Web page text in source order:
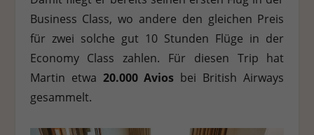
Business Class, wo andere den gleichen Preis
für zwei solche gut 10 Stunden Flüge in der
Economy Class zahlen. Für diesen Trip hat
Martin etwa 20.000 Avios bei British Airways
gesammelt.